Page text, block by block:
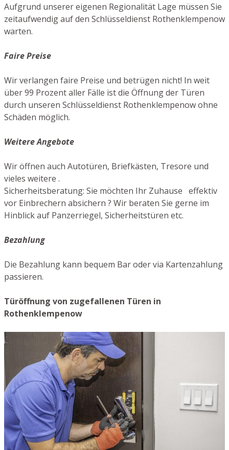
Aufgrund unserer eigenen Regionalität Lage müssen Sie
zeitaufwendig auf den Schlüsseldienst Rothenklempenow
warten.
Faire Preise
Wir verlangen faire Preise und betrügen nicht! In weit
über 99 Prozent aller Fälle ist die Öffnung der Türen
durch unseren Schlüsseldienst Rothenklempenow ohne
Schäden möglich.
Weitere Angebote
Wir öffnen auch Autotüren, Briefkästen, Tresore und
vieles weitere .
Sicherheitsberatung: Sie möchten Ihr Zuhause effektiv
vor Einbrechern absichern ? Wir beraten Sie gerne im
Hinblick auf Panzerriegel, Sicherheitstüren etc.
Bezahlung
Die Bezahlung kann bequem Bar oder via Kartenzahlung
passieren.
Türöffnung von zugefallenen Türen in
Rothenklempenow